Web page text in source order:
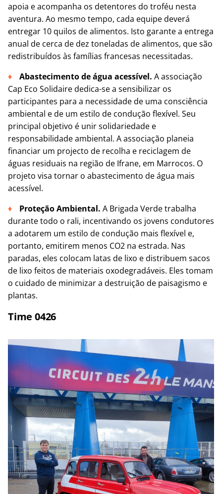
apoia e acompanha os detentores do troféu nesta
aventura. Ao mesmo tempo, cada equipe deverá
entregar 10 quilos de alimentos. Isto garante a entrega
anual de cerca de dez toneladas de alimentos, que são
redistribuídos às famílias francesas necessitadas.
Abastecimento de água acessível. A associação
Cap Eco Solidaire dedica-se a sensibilizar os
participantes para a necessidade de uma consciência
ambiental e de um estilo de condução flexível. Seu
principal objetivo é unir solidariedade e
responsabilidade ambiental. A associação planeia
financiar um projecto de recolha e reciclagem de
águas residuais na região de Ifrane, em Marrocos. O
projeto visa tornar o abastecimento de água mais
acessível.
Proteção Ambiental. A Brigada Verde trabalha
durante todo o rali, incentivando os jovens condutores
a adotarem um estilo de condução mais flexível e,
portanto, emitirem menos CO2 na estrada. Nas
paradas, eles colocam latas de lixo e distribuem sacos
de lixo feitos de materiais oxodegradáveis. Eles tomam
o cuidado de minimizar a destruição de paisagismo e
plantas.
Time 0426